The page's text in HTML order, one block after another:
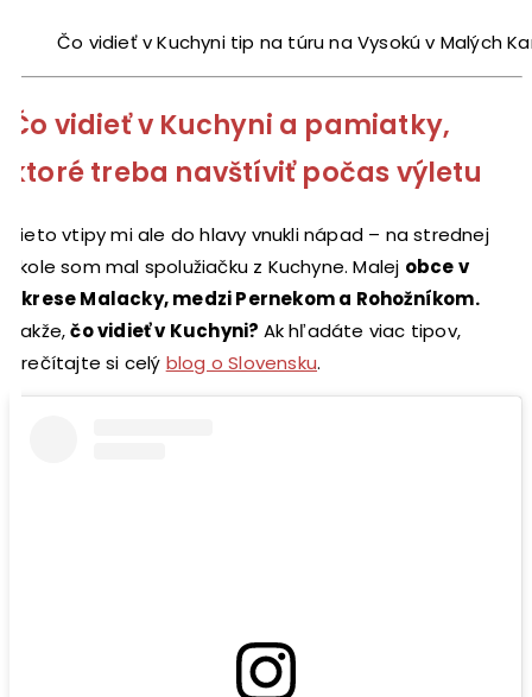
Čo vidieť v Kuchyni tip na túru na Vysokú v Malých
Čo vidieť v Kuchyni a pamiatky,
ktoré treba navštíviť počas výletu
Tieto vtipy mi ale do hlavy vnukli nápad – na strednej
škole som mal spolužiačku z Kuchyne. Malej obce v
okrese Malacky, medzi Pernekom a Rohožníkom.
Takže,čo vidieť v Kuchyni? Ak hľadáte viac tipov,
prečítajte si celý blog o Slovensku.